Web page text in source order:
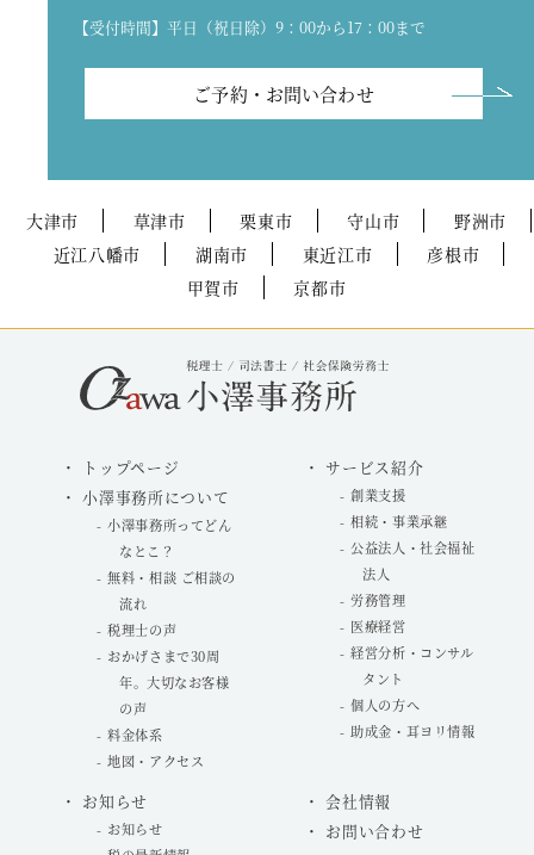
【受付時間】平日（祝日除）9：00から17：00まで
ご予約・お問い合わせ
大津市 草津市 栗東市 守山市
野洲市
近江八幡市
湖南市 東近江市
彦根市
甲賀市
京都市
トップページ
小澤事務所について
小澤事務所ってどん
なとこ？
無料・相談 ご相談の
流れ
税理士の声
おかげさまで30周
年。大切なお客様
の声
料金体系
地図・アクセス
サービス紹介
創業支援
相続・事業承継
公益法人・社会福祉
法人
労務管理
医療経営
経営分析・コンサル
タント
個人の方へ
助成金・耳ヨリ情報
お知らせ
お知らせ
会社情報
お問い合わせ